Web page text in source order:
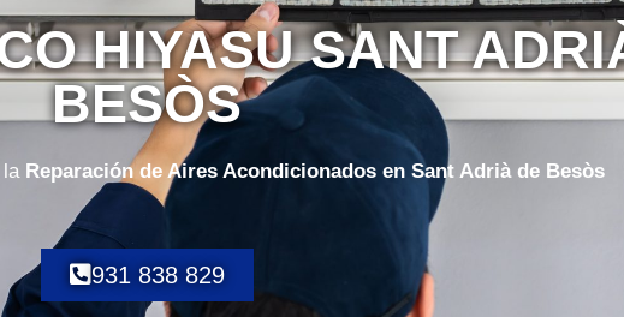
HIYASU SANT
BESÒS
Reparación de Aires Acondicionados en Sant Adrià de Besòs
931 838 829